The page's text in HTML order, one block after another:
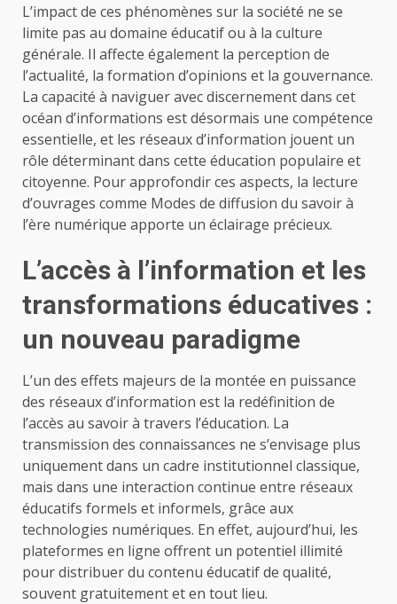
L’impact de ces phénomènes sur la société ne se
limite pas au domaine éducatif ou à la culture
générale. Il affecte également la perception de
l’actualité, la formation d’opinions et la gouvernance.
La capacité à naviguer avec discernement dans cet
océan d’informations est désormais une compétence
essentielle, et les réseaux d’information jouent un
rôle déterminant dans cette éducation populaire et
citoyenne. Pour approfondir ces aspects, la lecture
d’ouvrages comme Modes de diffusion du savoir à
l’ère numérique apporte un éclairage précieux.
L’accès à l’information et les
transformations éducatives :
un nouveau paradigme
L’un des effets majeurs de la montée en puissance
des réseaux d’information est la redéfinition de
l’accès au savoir à travers l’éducation. La
transmission des connaissances ne s’envisage plus
uniquement dans un cadre institutionnel classique,
mais dans une interaction continue entre réseaux
éducatifs formels et informels, grâce aux
technologies numériques. En effet, aujourd’hui, les
plateformes en ligne offrent un potentiel illimité
pour distribuer du contenu éducatif de qualité,
souvent gratuitement et en tout lieu.